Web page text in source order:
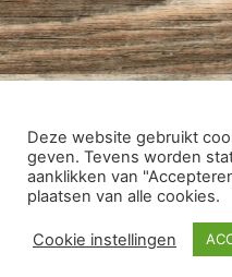
Deze website gebruikt
geven. Tevens worden
aanklikken van
plaatsen van alle cookies.
Cookie instellingen